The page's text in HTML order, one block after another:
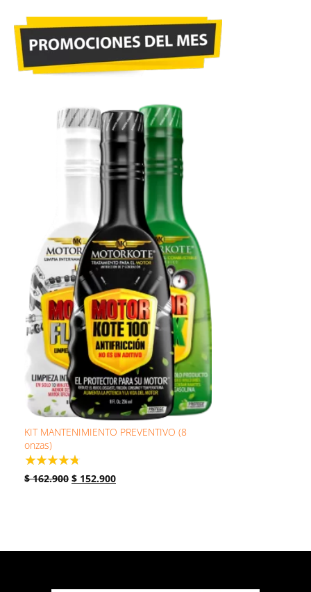
KIT MANTENIMIENTO PREVENTIVO (8
onzas)
☆☆☆☆☆
$162.900 $ 152.900